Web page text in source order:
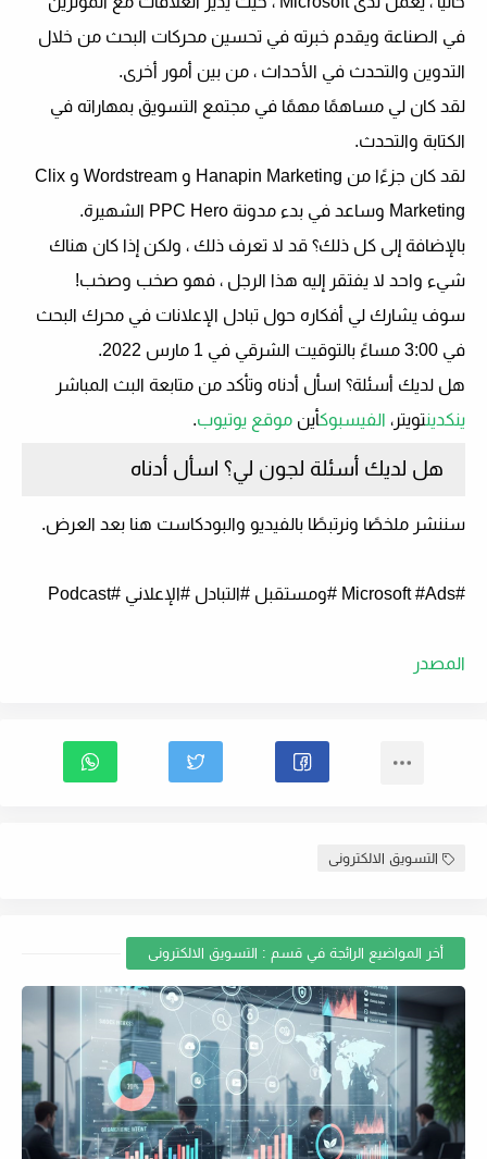
في الصناعة ويقدم خبرته في تحسين محركات البحث من خلال
التدوين والتحدث في الأحداث ، من بين أمور أخرى.
لقد كان لي مساهمًا مهمًا في مجتمع التسويق بمهاراته في
الكتابة والتحدث.
لقد كان جزءًا من Hanapin Marketing و Wordstream و Clix
Marketing وساعد في بدء مدونة PPC Hero الشهيرة.
بالإضافة إلى كل ذلك؟ قد لا تعرف ذلك ، ولكن إذا كان هناك
شيء واحد لا يفتقر إليه هذا الرجل ، فهو صخب وصخب!
سوف يشارك لي أفكاره حول تبادل الإعلانات في محرك البحث
في 3:00 مساءً بالتوقيت الشرقي في 1 مارس 2022
.
هل لديك أسئلة؟ اسأل أدناه وتأكد من متابعة البث المباشر
ينكدينتويتر، الفيسبوكأين موقع يوتيوب.
هل لديك أسئلة لجون لي؟ اسأل أدناه
سننشر ملخصًا ونرتبطًا بالفيديو والبودكاست هنا بعد العرض.
#Microsoft #Ads #ومستقبل #التبادل #الإعلاني #Podcast
المصدر
التسويق الالكترونى
أخر المواضيع الرائجة في قسم : التسويق الالكترونى